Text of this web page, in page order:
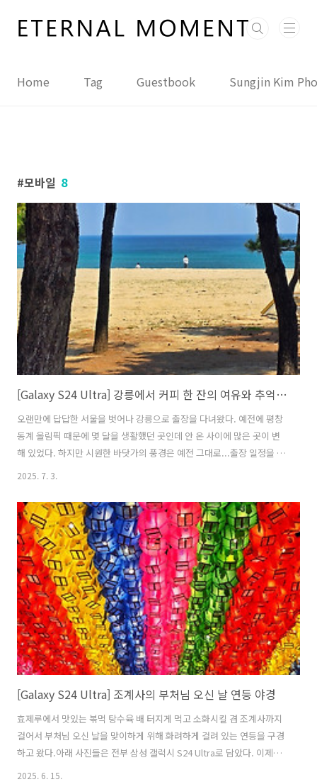
Home Tag Guestbook Sungjin Kim
모바일 8
[Galaxy S24 Ultra] 강릉에서 커피 한 잔의 여유와 추억을 담다
오랜만에 답답한 서울을 벗어나 강릉으로 출장을 다녀왔다. 예전에 평창
동계 올림픽 때문에 몇 달을 생활했던 곳인데 안 온 사이에 많은 곳이 변
해 있었다. 하지만 시원한 바닷가의 풍경은 예전 그대로...출장 일정을 모
두 마치고 바다도 보고 커피도 마시면서 여유를 즐기는 힐링의 시간을 가
은 역시 언제 와도 좋은 곳인 것 같다. 맛있는 커피도 마시고, 예쁜 바다도
보고, 완벽한 출장이었다! 경포호에서 바라본 일몰. 노을이 너무 예뻐서
한참을 멍하니 바라봤다. 로또 1등 당첨되서 매일 이렇게 놀러 다니면서
살고 싶은... 소나무 숲 사이로 보이는 바다. 사람도 별로 없고 조용해서
너무 좋았어. 돗자리 펴고 앉아서 파도 소리 들으면서 삼겹..
2025. 7. 3.
[Galaxy S24 Ultra] 조계사의 부처님 오신 날 연등 야경
효제루에서 맛있는 볶먹 탕수육 배 터지게 먹고 소화시킬 겸 조계사까지
걸어서 부처님 오신 날을 맞이하게 위해 화려하게 걸려 있는 연등을 구경
하고 왔다.아래 사진들은 전부 삼성 갤럭시 S24 Ultra로 담았다. 이제는
스마트폰의 사진 품질이 카메라와 비교해도 엄청 뛰어난 것 같다.
2025. 6. 15.